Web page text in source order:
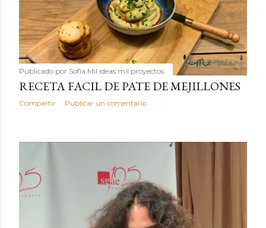
Publicado por Sofía Mil ideas mil proyectos
RECETA FACIL DE PATE DE MEJILLONES
Compartir Publicar un comentario